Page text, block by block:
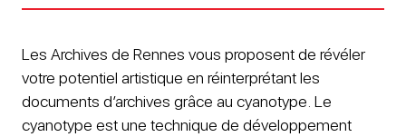
Les Archives de Rennes vous proposent de révéler
votre potentiel artistique en réinterprétant les
documents d’archives grâce au cyanotype. Le
cyanotype est une technique de développement